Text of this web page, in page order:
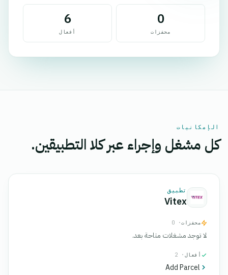
0
محفزات
6
أفعال
الإمكانيات
كل مشغل وإجراء عبر كلا التطبيقين.
تطبيق
Vitex
محفزات· 0
لا توجد مشغلات متاحة بعد.
أفعال · 2
Add Parcel